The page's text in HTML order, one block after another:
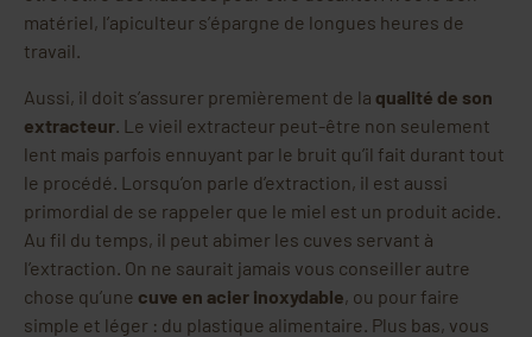
matériel, l’apiculteur s’épargne de longues heures de
travail.
Aussi, il doit s’assurer premièrement de la qualité de son
extracteur. Le vieil extracteur peut-être non seulement
lent mais parfois ennuyant par le bruit qu’il fait durant tout
le procédé. Lorsqu’on parle d’extraction, il est aussi
primordial de se rappeler que le miel est un produit acide.
Au fil du temps, il peut abimer les cuves servant à
l’extraction. On ne saurait jamais vous conseiller autre
chose qu’une cuve en acier inoxydable, ou pour faire
simple et léger : du plastique alimentaire. Plus bas, vous